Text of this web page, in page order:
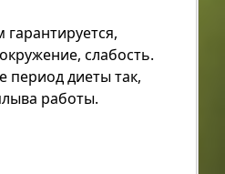
гарантируется,
слабость.
период диеты так,
работы.